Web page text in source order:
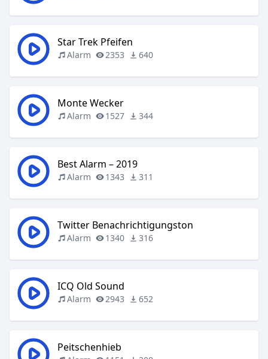
Star Trek Pfeifen
Alarm 2353 640
Monte Wecker
Alarm 1527 344
Best Alarm – 2019
Alarm 1343 311
Twitter Benachrichtigungston
Alarm 1340 316
ICQ Old Sound
Alarm 2943 652
Peitschenhieb